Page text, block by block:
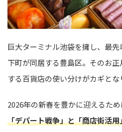
巨大ターミナル池袋を擁し、最
下町が同居する豊島区。そのお
する百貨店の使い分けがカギとな
2026年の新春を豊かに迎えるため
「デパート戦争」と「商店街活